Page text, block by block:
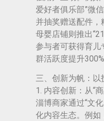
爱好者俱乐部”微
并抽奖赠送配件，
母婴店铺则推出
参与者可获得育儿
群活跃度提升300%
三、创新为帆：
1. 内容创新：从“
淄博商家通过“文
化内容生态。例如